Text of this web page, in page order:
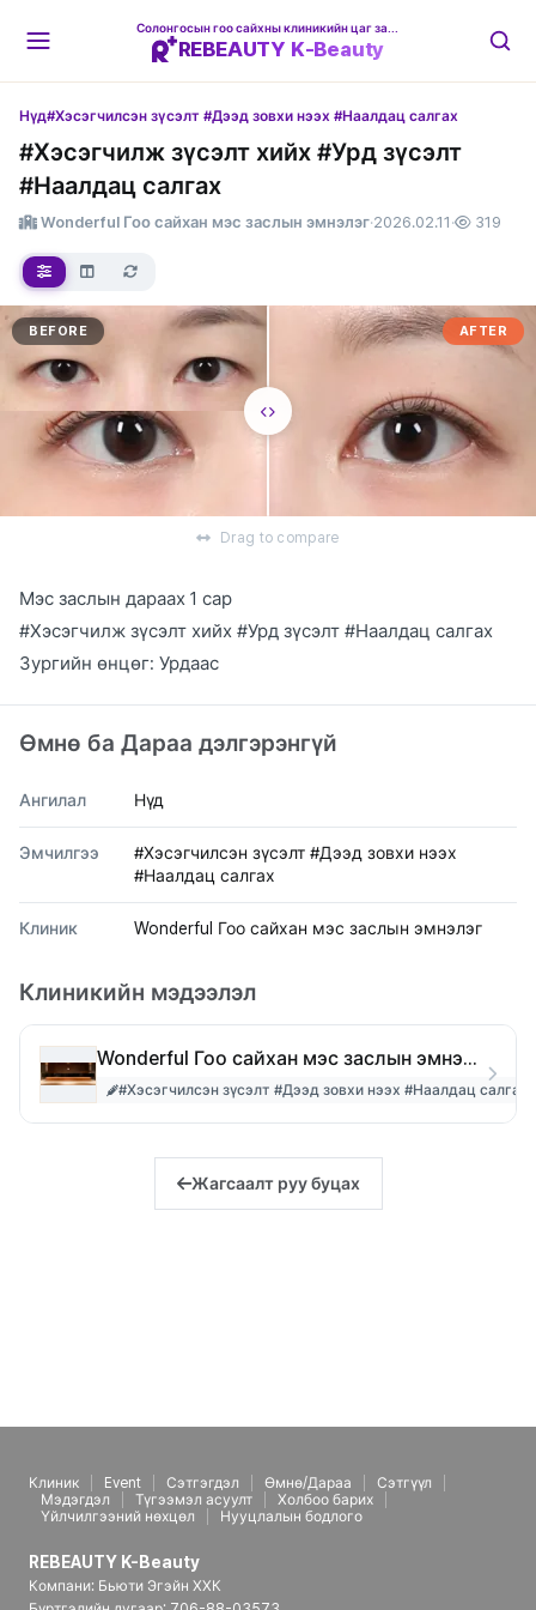
REBEAUTY K-Beauty
Нүд#Хэсэгчилсэн зүсэлт #Дээд зовхи нээх #Наалдац салгах
#Хэсэгчилж зүсэлт хийх #Урд зүсэлт
#Наалдац салгах
Wonderful Гоо сайхан мэс заслын эмнэлэг·2026.02.11 · 319
AFTER
BEFORE
Drag to compare
Мэс заслын дараах 1 сар
#Хэсэгчилж зүсэлт хийх #Урд зүсэлт #Наалдац салгах
Зургийн өнцөг: Урдаас
Өмнө ба Дараа дэлгэрэнгүй
Ангилал Нүд
Эмчилгээ
#Хэсэгчилсэн зүсэлт #Дээд зовхи нээх
#Наалдац салгах
Клиник Wonderful Гоо сайхан мэс заслын эмнэлэг
Клиникийн мэдээлэл
Wonderful Гоо сайхан мэс заслын эмнэлэг
#Хэсэгчилсэн зүсэлт #Дээд зовхи нээх #Наалдац салгах
Жагсаалт руу буцах
Клиник Event Сэтгэгдэл Өмнө/Дараа
Сэтгүүл
Мэдэгдэл
Түгээмэл асуулт
Холбоо барих
Үйлчилгээний нөхцөл
Нууцлалын бодлого
REBEAUTY K-Beauty
Компани: Бьюти Эгэйн ХХК